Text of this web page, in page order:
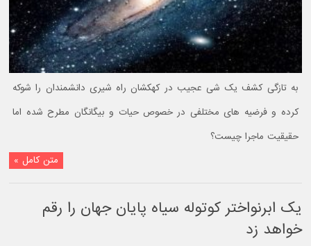
به تازگی کشف یک شی عجیب در کهکشان راه شیری دانشمندان را شوکه
کرده و فرضیه های مختلفی در خصوص حیات و بیگانگان مطرح شده اما
حقیقیت ماجرا چیست؟
متن کامل »
یک ابرنواختر کوتوله سیاه پایان جهان را رقم
خواهد زد